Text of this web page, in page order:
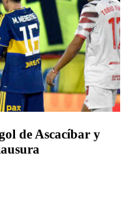
de Ascacíbar y